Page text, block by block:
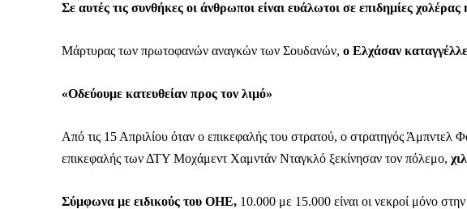
ΕΓΓΡΑΦΕΙΤΕ
Σε αυτές τις συνθήκες οι άνθρωποι είναι ευάλωτοι σε επιδημίες
Μάρτυρας των πρωτοφανών αναγκών των Σουδανών, ο Ελχάσαν
«Οδεύουμε κατευθείαν προς τον λιμό»
Από τις 15 Απριλίου όταν ο επικεφαλής του στρατού, ο στρατηγός Άμπντελ
επικεφαλής των ΔΤΥ Μοχάμεντ Χαμντάν Νταγκλό ξεκίνησαν τον πόλεμο,
Σύμφωνα με ειδικούς του ΟΗΕ, 10.000 με 15.000 είναι οι νεκροί μόνο